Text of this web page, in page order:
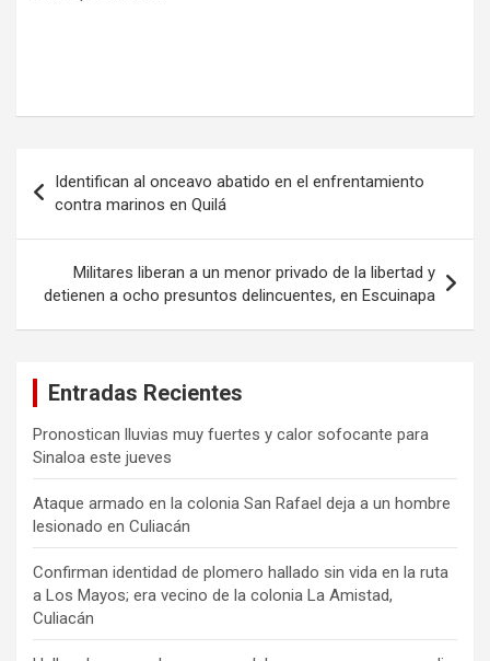
de
entradas
Identifican al onceavo abatido en el enfrentamiento
contra marinos en Quilá
Militares liberan a un menor privado de la libertad y
detienen a ocho presuntos delincuentes, en Escuinapa
Entradas Recientes
Pronostican lluvias muy fuertes y calor sofocante para
Sinaloa este jueves
Ataque armado en la colonia San Rafael deja a un hombre
lesionado en Culiacán
Confirman identidad de plomero hallado sin vida en la ruta
a Los Mayos; era vecino de la colonia La Amistad,
Culiacán